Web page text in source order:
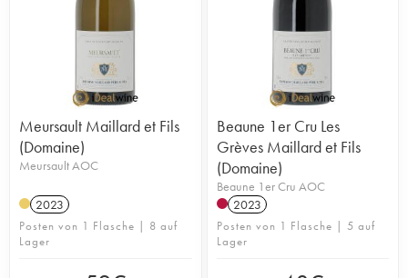
Meursault Maillard et Fils
(Domaine)
Meursault AOC
2023
Posten von 1 Flasche | 8 auf
Lager
Beaune 1er Cru Les
Grèves Maillard et Fils
(Domaine)
Beaune 1er Cru AOC
2023
Posten von 1 Flasche | 5 auf
Lager